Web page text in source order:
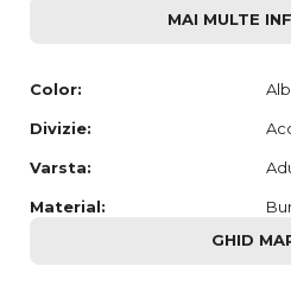
MAI MULTE
Color: Alb
Divizie:
Varsta:
Material:
GHID